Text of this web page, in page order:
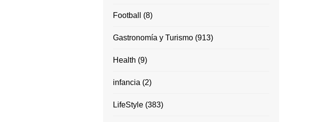
Football (8)
Gastronomía y Turismo (913)
Health (9)
infancia (2)
LifeStyle (383)